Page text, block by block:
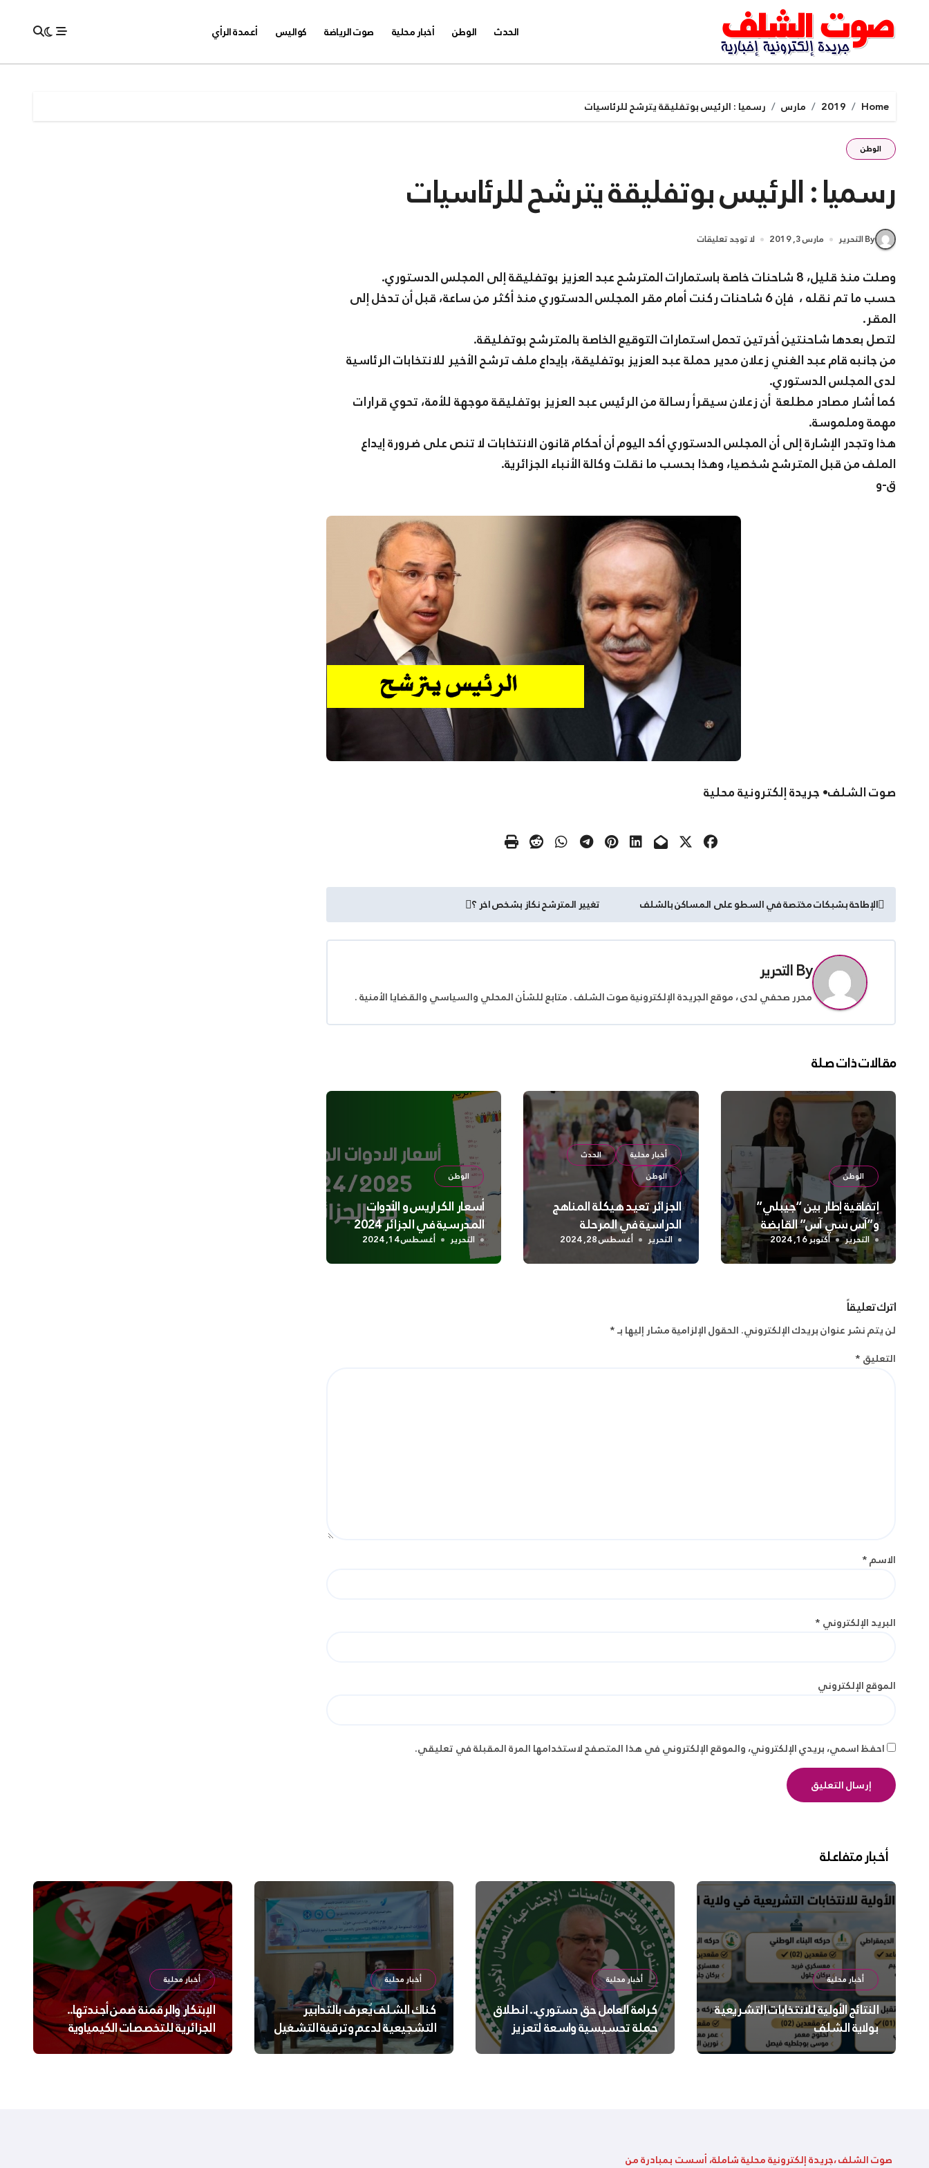
content
الحدث الوطن أخبار محلية صوت الرياضة كواليس أعمدة الرأي
Home
2019 مارس رسميا : الرئيس بوتفليقة يترشح للرئاسيات
الوطن
رسميا : الرئيس بوتفليقة يترشح للرئاسيات
By التحرير مارس 3, 2019 لا توجد تعليقات
وصلت منذ قليل، 8 شاحنات خاصة باستمارات المترشح عبد العزيز بوتفليقة إلى المجلس الدستوري.
حسب ما تم نقله ، فإن 6 شاحنات ركنت أمام مقر المجلس الدستوري منذ أكثر من ساعة، قبل أن تدخل إلى
المقر.
لتصل بعدها شاحنتين أخرتين تحمل استمارات التوقيع الخاصة بالمترشح بوتفليقة.
من جانبه قام عبد الغني زعلان مدير حملة عبد العزيز بوتفليقة، بإيداع ملف ترشح الأخير للانتخابات الرئاسية
لدى المجلس الدستوري.
كما أشار مصادر مطلعة أن زعلان سيقرأ رسالة من الرئيس عبد العزيز بوتفليقة موجهة للأمة، تحوي قرارات
مهمة وملموسة.
هذا وتجدر الإشارة إلى أن المجلس الدستوري أكد اليوم أن أحكام قانون الانتخابات لا تنص على ضرورة إيداع
الملف من قبل المترشح شخصيا، وهذا بحسب ما نقلت وكالة الأنباء الجزائرية.
ق-و
صوت الشلف• جريدة إلكترونية محلية
تصفّح
المقالات
الإطاحة بشبكات مختصة في السطو على المساكن بالشلف تغيير المترشح نكاز بشخص اخر ؟
Byالتحرير
محرر صحفي لدى ، موقع الجريدة الإلكترونية صوت الشلف . متابع للشأن المحلي والسياسي والقضايا الأمنية .
مقالات ذات صلة
الوطن
إتفاقية إطار بين “جيبلي”
و”آس سي آس” القابضة
التحرير أكتوبر 16, 2024
أخبار محلية
الحدث
الوطن
الجزائر تعيد هيكلة المناهج
الدراسية في المرحلة
الابتدائية
التحرير أغسطس 28, 2024
الوطن
أسعار الكراريس و الأدوات
المدرسية في الجزائر 2024
التحرير أغسطس 14, 2024
اترك تعليقاً
لن يتم نشر عنوان بريدك الإلكتروني.الحقول الإلزامية مشار إليها بـ*
التعليق*
الاسم*
البريد الإلكتروني*
الموقع الإلكتروني
احفظ اسمي، بريدي الإلكتروني، والموقع الإلكتروني في هذا المتصفح لاستخدامها المرة المقبلة في تعليقي.
أخبار متفاعلة
أخبار محلية
النتائج الأولية للانتخابات التشريعية
بولاية الشلف
أخبار محلية
كرامة العامل حق دستوري.. انطلاق
حملة تحسيسية واسعة لتعزيز
السلامة الجسدية والنفسية
أخبار محلية
كناك الشلف يُعرف بالتدابير
التشجيعية لدعم وترقية التشغيل
أخبار محلية
الإبتكار والرقمنة ضمن أجندتها..
الجزائرية للتخصصات الكيمياوية
ترعى تحدي الإبتكار الجزائري
صوت الشلف ،جريدة إلكترونية محلية شاملة، أسست بمبادرة من